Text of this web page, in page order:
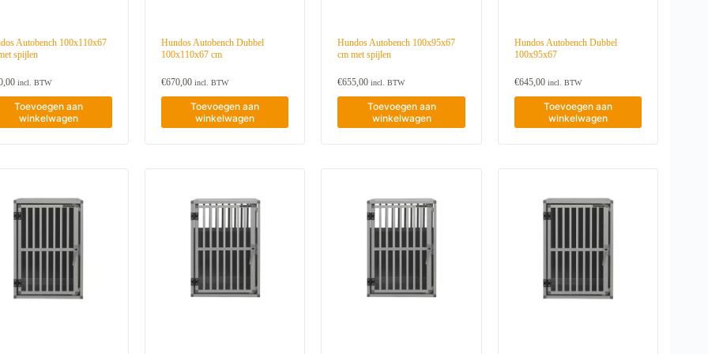
t
e
Autobench 100x110x67
spijlen
incl. BTW
Toevoegen aan
winkelwagen
Hundos Autobench Dubbel
100x110x67 cm
€670,00 incl. BTW
Toevoegen aan
winkelwagen
Hundos Autobench 100x95x67
cm met spijlen
€655,00 incl. BTW
Toevoegen aan
winkelwagen
Hundos Autobench Dubbel
100x95x67
€645,00 incl. BTW
Toevoegen aan
winkelwagen